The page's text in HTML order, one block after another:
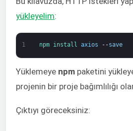
yükleyelim:
1 npm install axios --save
Yüklemeye npm paketini
projenin bir proje bağımlılığı
Çıktıyı göreceksiniz: